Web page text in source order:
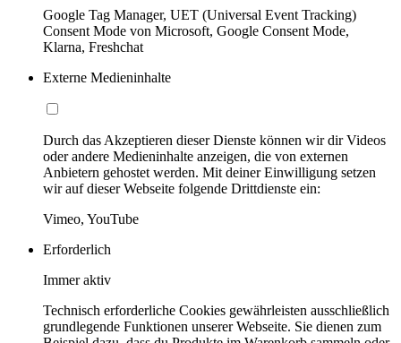
Google Tag Manager, UET (Universal Event Tracking)
Consent Mode von Microsoft, Google Consent Mode,
Klarna, Freshchat
Externe Medieninhalte
Durch das Akzeptieren dieser Dienste können wir dir Videos
oder andere Medieninhalte anzeigen, die von externen
Anbietern gehostet werden. Mit deiner Einwilligung setzen
wir auf dieser Webseite folgende Drittdienste ein:
Vimeo, YouTube
Erforderlich
Immer aktiv
Technisch erforderliche Cookies gewährleisten ausschließlich
grundlegende Funktionen unserer Webseite. Sie dienen zum